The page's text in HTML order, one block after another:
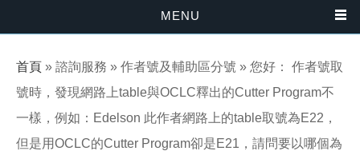
MENU
您在這裡
首頁 » 諮詢服務 » 作者號及輔助區分號 » 您好： 作者號取
號時，發現網路上table與OCLC釋出的Cutter Program不
一樣，例如：Edelson 此作者網路上的table取號為E22，
但是用OCLC的Cutter Program卻是E21，請問要以哪個為